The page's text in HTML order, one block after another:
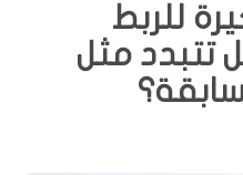
للربط
تتبدد مثل